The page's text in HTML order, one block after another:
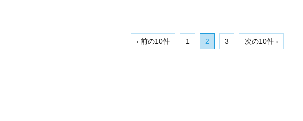
‹ 前の10件 1 2 3 次の10件 ›